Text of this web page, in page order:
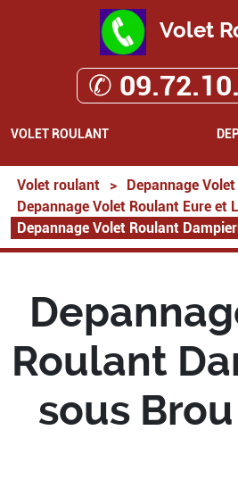
Volet
✆
VOLET ROULANT
Volet roulant > Depannage
Depannage Volet Roulant Eure et
Depannage Volet Roulant
Roulant
sous